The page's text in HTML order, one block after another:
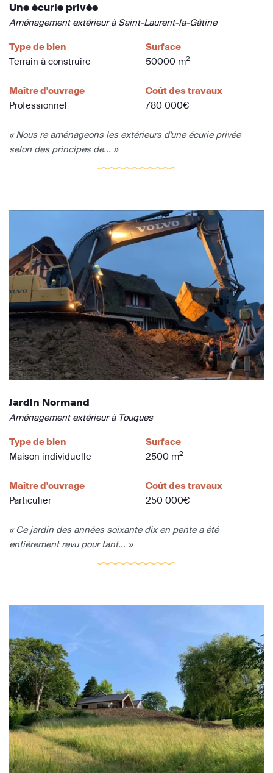
Une écurie privée
Aménagement extérieur à Saint-Laurent-la-Gâtine
Type de bien
Terrain à construire
Surface
50000 m2
Maître d'ouvrage
Professionnel
Coût des travaux
780 000€
« Nous re aménageons les extérieurs d'une écurie privée
selon des principes de... »
Jardin Normand
Aménagement extérieur à Touques
Type de bien
Maison individuelle
Surface
2500 m2
Maître d'ouvrage
Particulier
Coût des travaux
250 000€
« Ce jardin des années soixante dix en pente a été
entièrement revu pour tant... »